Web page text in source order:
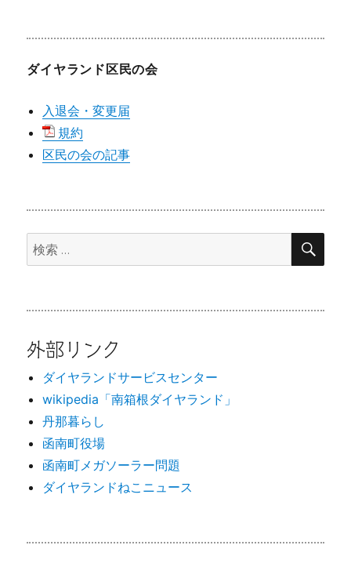
ダイヤランド区民の会
入退会・変更届
規約
区民の会の記事
検
索:
検
外部リンク
ダイヤランドサービスセンター
wikipedia「南箱根ダイヤランド」
丹那暮らし
函南町役場
函南町メガソーラー問題
ダイヤランドねこニュース